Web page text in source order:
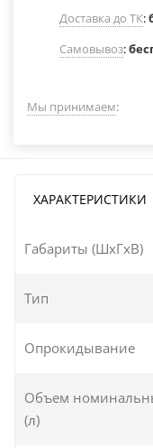
Доставка до ТК:
Самовывоз:
Мы принимаем:
ХАРАКТЕРИСТИКИ
Габариты (ШxГxВ)
Тип
Опрокидывание
Объем
(л)